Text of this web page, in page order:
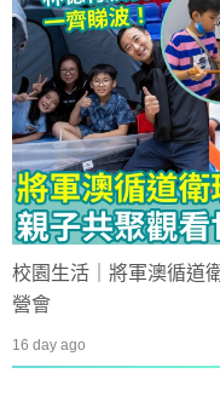
校園生活｜將軍澳循道
營會
16 day ago